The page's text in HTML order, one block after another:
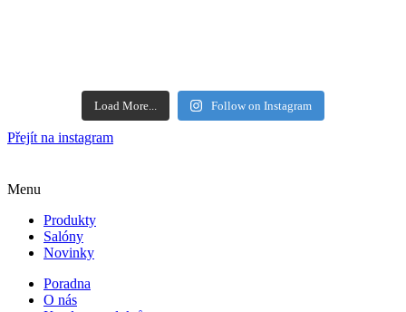
Load More... Follow on Instagram
Přejít na instagram
Menu
Produkty
Salóny
Novinky
Poradna
O nás